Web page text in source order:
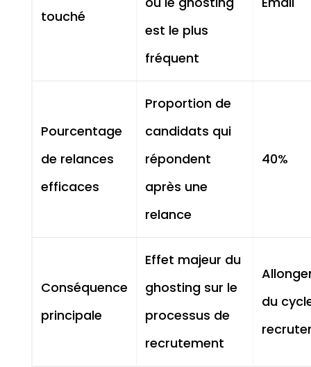
touché
est le plus
fréquent
Pourcentage
de relances
efficaces
Proportion de
candidats qui
répondent
après une
relance
40%
Conséquence
principale
Effet majeur du
ghosting sur le
processus de
recrutement
du